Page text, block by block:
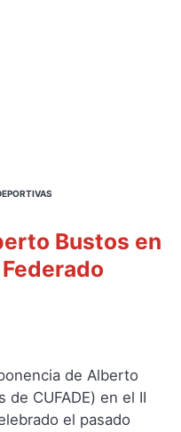
Bustos en
de Alberto
CUFADE) en el II
el pasado